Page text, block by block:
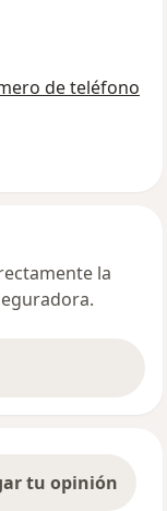
de teléfono
la
tu opinión